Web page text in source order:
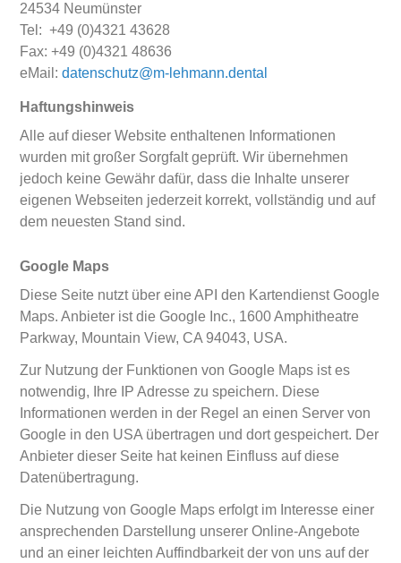
24534 Neumünster
Tel: +49 (0)4321 43628
Fax: +49 (0)4321 48636
eMail:datenschutz@m-lehmann.dental
Haftungshinweis
Alle auf dieser Website enthaltenen Informationen
wurden mit großer Sorgfalt geprüft. Wir übernehmen
jedoch keine Gewähr dafür, dass die Inhalte unserer
eigenen Webseiten jederzeit korrekt, vollständig und auf
dem neuesten Stand sind.
Google Maps
Diese Seite nutzt über eine API den Kartendienst Google
Maps. Anbieter ist die Google Inc., 1600 Amphitheatre
Parkway, Mountain View, CA 94043, USA.
Zur Nutzung der Funktionen von Google Maps ist es
notwendig, Ihre IP Adresse zu speichern. Diese
Informationen werden in der Regel an einen Server von
Google in den USA übertragen und dort gespeichert. Der
Anbieter dieser Seite hat keinen Einfluss auf diese
Datenübertragung.
Die Nutzung von Google Maps erfolgt im Interesse einer
ansprechenden Darstellung unserer Online-Angebote
und an einer leichten Auffindbarkeit der von uns auf der